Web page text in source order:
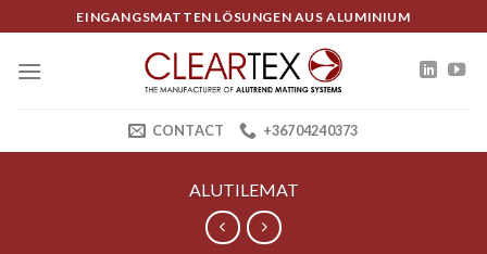
to
content
EINGANGSMATTEN LÖSUNGEN AUS ALUMINIUM
CONTACT +36704240373
ALUTILEMAT